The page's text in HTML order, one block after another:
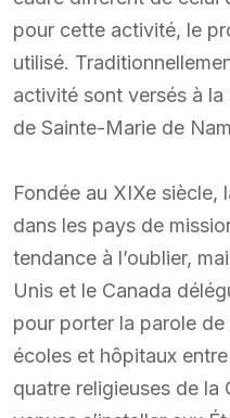
pour cette activité, le
utilisé.
activité sont versés à
de Sainte-Marie de
Fondée au XIXe
dans les pays de
tendance à l’oublier,
Unis et le Canada
pour porter la parole de
écoles et hôpitaux
quatre religieuses de la